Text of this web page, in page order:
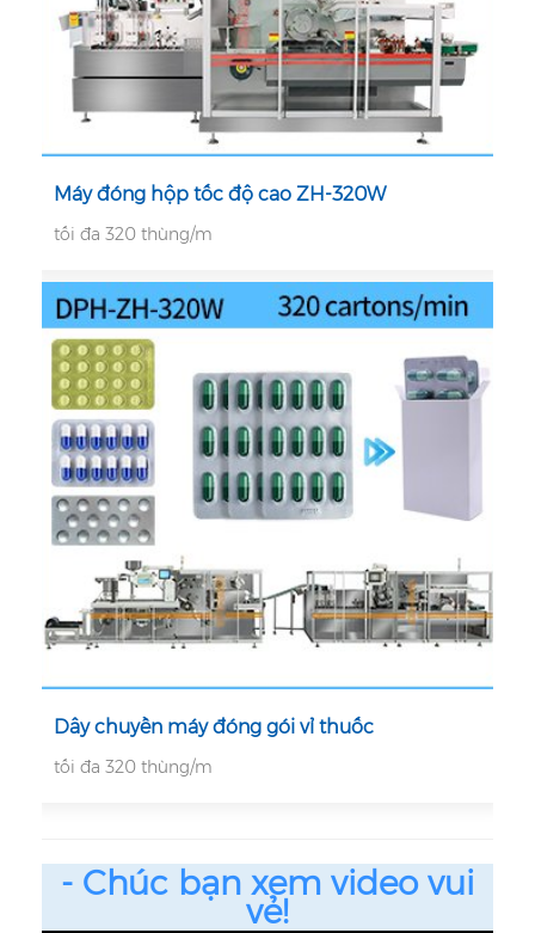
Máy đóng hộp tốc độ cao ZH-320W
tối đa 320 thùng/m
Dây chuyền máy đóng gói vỉ thuốc
tối đa 320 thùng/m
- Chúc bạn xem video vui
vẻ!